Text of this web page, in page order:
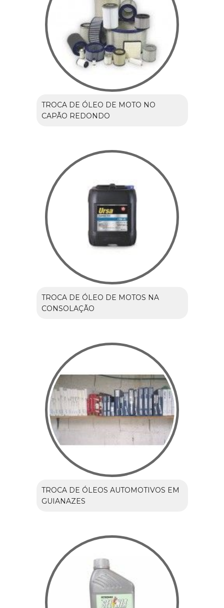
TROCA DE ÓLEO DE MOTO NO
CAPÃO REDONDO
TROCA DE ÓLEO DE MOTOS NA
CONSOLAÇÃO
TROCA DE ÓLEOS AUTOMOTIVOS EM
GUIANAZES